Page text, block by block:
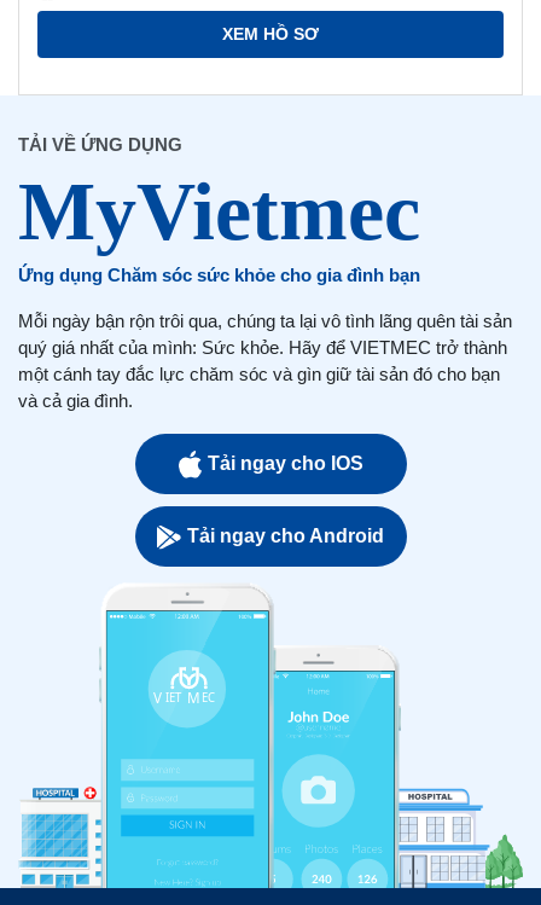
XEM HỒ SƠ
TẢI VỀ ỨNG DỤNG
Ứng dụng Chăm sóc sức khỏe cho gia đình bạn
Mỗi ngày bận rộn trôi qua, chúng ta lại vô tình lãng quên tài sản
quý giá nhất của mình: Sức khỏe. Hãy để VIETMEC trở thành
một cánh tay đắc lực chăm sóc và gìn giữ tài sản đó cho bạn
và cả gia đình.
Tải ngay cho IOS
Tải ngay cho Android